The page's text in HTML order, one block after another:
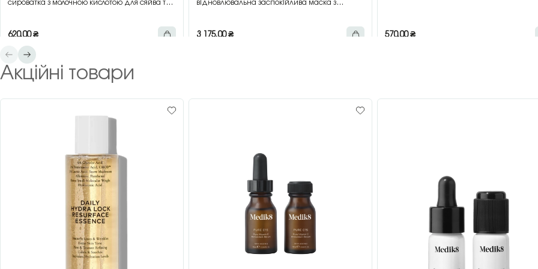
сироватка з молочною кислотою для сяйва та
620,00₴
відновлювальна заспокійлива маска з
3 175,00₴ 570,00₴
Акційні товари